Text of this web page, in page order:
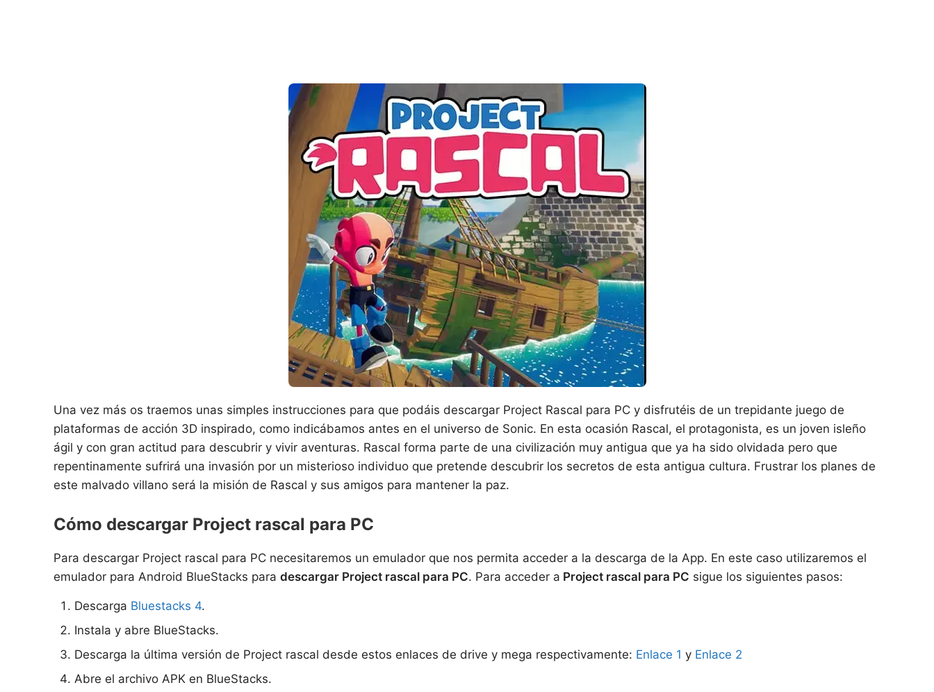
Una vez más os traemos unas simples instrucciones para que podáis descargar Project Rascal para PC y disfrutéis de un trepidante juego de
plataformas de acción 3D inspirado, como indicábamos antes en el universo de Sonic. En esta ocasión Rascal, el protagonista, es un joven isleño
ágil y con gran actitud para descubrir y vivir aventuras. Rascal forma parte de una civilización muy antigua que ya ha sido olvidada pero que
repentinamente sufrirá una invasión por un misterioso individuo que pretende descubrir los secretos de esta antigua cultura. Frustrar los planes de
este malvado villano será la misión de Rascal y sus amigos para mantener la paz.
Cómo descargar Project rascal para PC
Para descargar Project rascal para PC necesitaremos un emulador que nos permita acceder a la descarga de la App. En este caso utilizaremos el
emulador para Android BlueStacks para descargar Project rascal para PC. Para acceder a Project rascal para PC sigue los siguientes pasos:
Descarga Bluestacks 4.
Instala y abre BlueStacks.
Descarga la última versión de Project rascal desde estos enlaces de drive y mega respectivamente: Enlace 1 y Enlace 2
Abre el archivo APK en BlueStacks.